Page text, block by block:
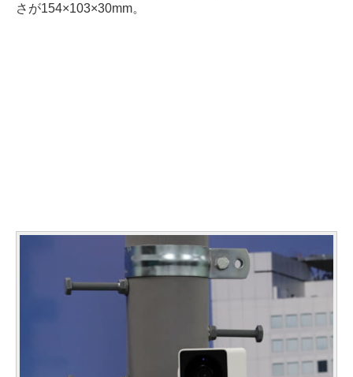
さが154×103×30mm。